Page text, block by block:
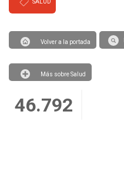
Volver a la portada
Más sobre Salud
46.792